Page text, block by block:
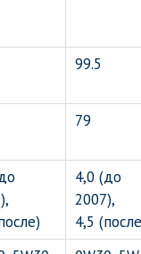
99.5
79
4,0 (до
2007),
4,5